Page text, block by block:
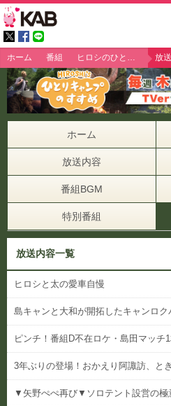
ホーム 番組 ヒロシのひとりキャンプのすすめ 放
ホーム
放送内容
番組BGM
特別番組
放送内容一覧
ヒロシと太の愛車自慢
島キャンと大和が開拓したキャンロク
ピンチ！番組D不在ロケ・島田マッチ
3年ぶりの登場！おかえり阿諏訪、と
▼矢野ぺぺ再び▼ソロテント設営の極